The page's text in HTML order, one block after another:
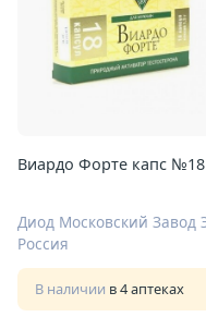
Виардо Форте капс №18
Россия
В наличии в 4 аптеках